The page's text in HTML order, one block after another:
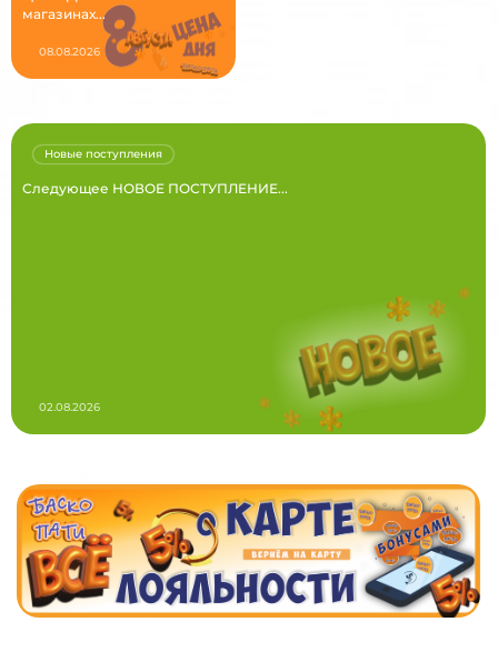
магазинах...
08.08.2026
Следующее НОВОЕ ПОСТУПЛЕНИЕ...
Новые поступления
02.08.2026